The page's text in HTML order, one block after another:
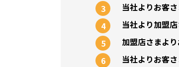
3
当社よりお客
4
当社より加盟
5
加盟店さまよ
6
当社よりお客